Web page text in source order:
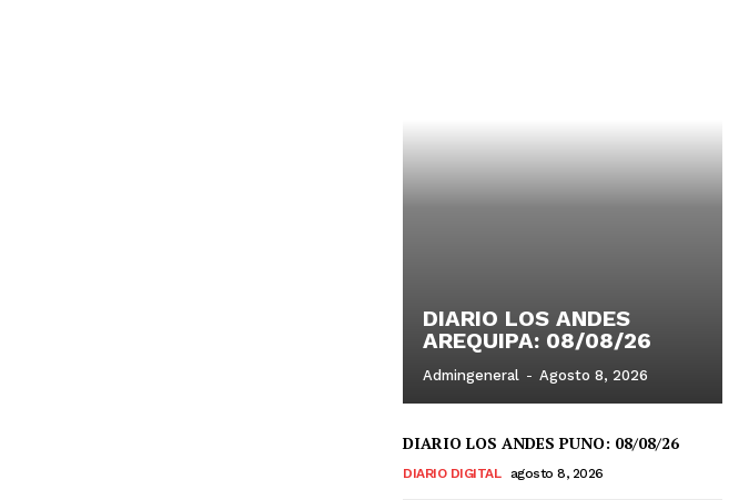
DIARIO LOS ANDES
AREQUIPA: 08/08/26
Admingeneral - Agosto 8, 2026
DIARIO LOS ANDES PUNO: 08/08/26
DIARIO DIGITAL agosto 8, 2026